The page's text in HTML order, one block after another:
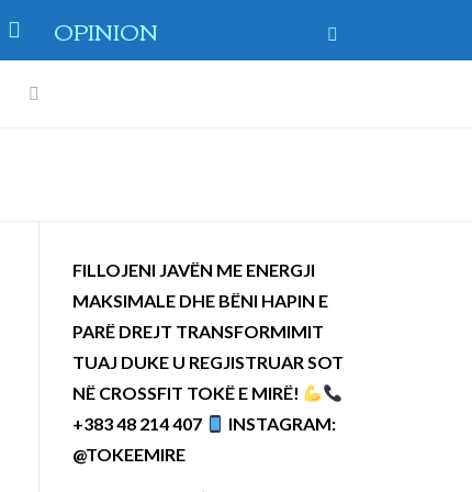
OPINION
Previous
FILLOJENI JAVËN ME ENERGJI
MAKSIMALE DHE BËNI HAPIN E
PARË DREJT TRANSFORMIMIT
TUAJ DUKE U REGJISTRUAR SOT
NË CROSSFIT TOKË E MIRË!
+383 48 214 407
INSTAGRAM:
@TOKEEMIRE